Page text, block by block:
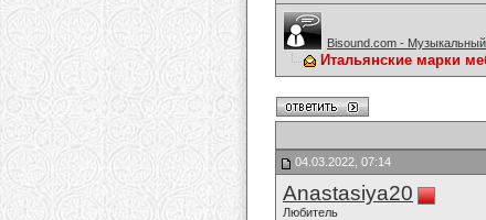
Bisound.com -
Итальянские марки
04.03.2022, 07:14
Anastasiya20
Любитель